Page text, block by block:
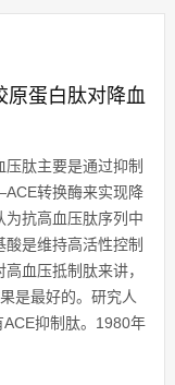
原蛋白肽对降血
压肽主要是通过抑制
转换酶来实现降
为抗高血压肽序列中
酸是维持高活性控制
血压抵制肽来讲，
是最好的。研究人
抑制肽。1980年